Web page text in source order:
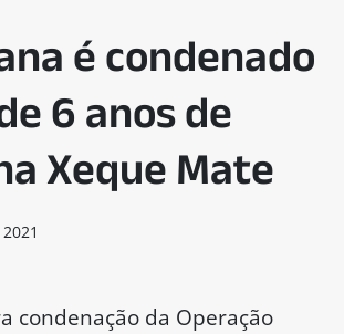
é condenado
6 anos de
Xeque Mate
condenação da Operação